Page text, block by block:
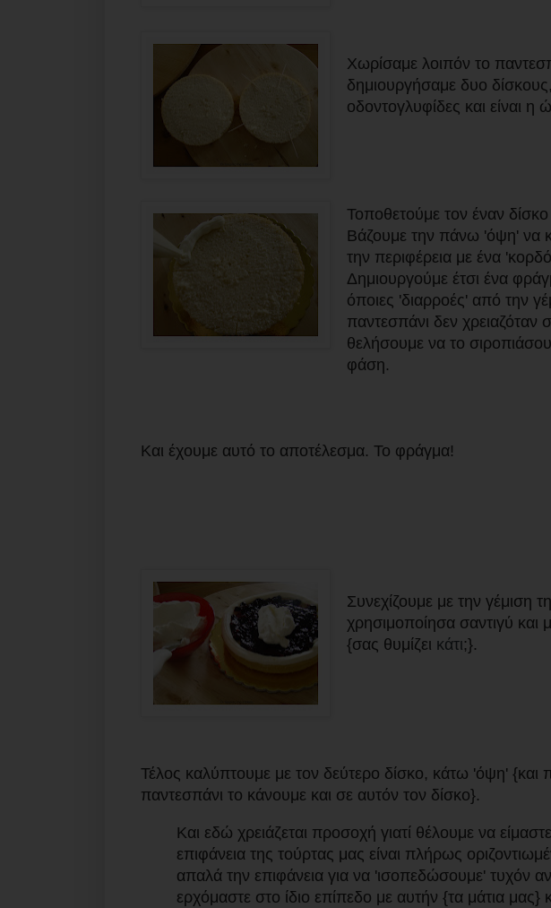
Χωρίσαμε λοιπόν το
δημιουργήσαμε δυο
οδοντογλυφίδες και είναι
Τοποθετούμε τον έναν
Βάζουμε την πάνω 'όψη' να
την περιφέρεια με ένα
Δημιουργούμε έτσι ένα
όποιες 'διαρροές' από την
παντεσπάνι δεν χρειαζόταν
θελήσουμε να το
φάση.
Και έχουμε αυτό το αποτέλεσμα. Το φράγμα!
Συνεχίζουμε με την γέμιση
χρησιμοποίησα σαντιγύ
{σας θυμίζει κάτι;}.
Τέλος καλύπτουμε με τον δεύτερο δίσκο, κάτω 'όψη' {και
παντεσπάνι το κάνουμε και σε αυτόν τον δίσκο}.
Και εδώ χρειάζεται προσοχή γιατί θέλουμε να
επιφάνεια της τούρτας μας είναι πλήρως
απαλά την επιφάνεια για να 'ισοπεδώσουμε' τυχόν
ερχόμαστε στο ίδιο επίπεδο με αυτήν {τα μάτια μας}